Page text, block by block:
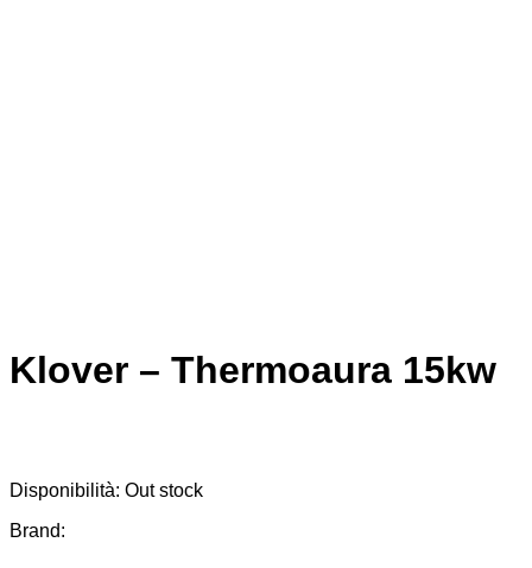
Klover – Thermoaura 15kw
Disponibilità: Out stock
Brand: